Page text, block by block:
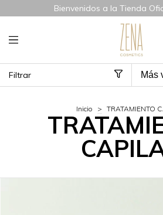
Bienvenidos a la Tienda
Filtrar
Inicio > TRATAMIENTO